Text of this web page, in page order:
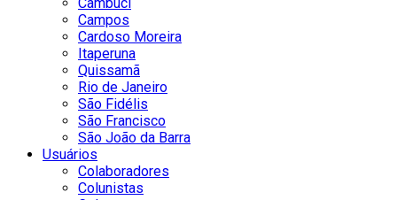
Campos
Cardoso Moreira
Itaperuna
Quissamã
Rio de Janeiro
São Fidélis
São Francisco
São João da Barra
Usuários
Colaboradores
Colunistas